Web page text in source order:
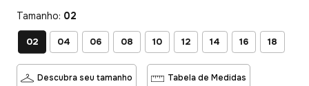
Tamanho: 02
02 04 06 08 10 12 14 16 18
Descubra seu tamanho Tabela de Medidas